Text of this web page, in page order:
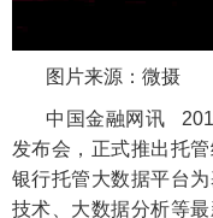
图片来源：微摄
中国金融网讯
发布会，正式推出托
银行托管大数据平台
技术、大数据分析等